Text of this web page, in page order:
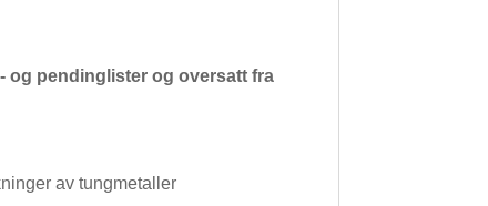
og pendinglister og oversatt fra
av tungmetaller